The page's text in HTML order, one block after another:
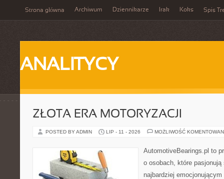
Strona główna Archiwum Dziennikarze Irak Koks Spis
ANALITYCY
ZŁOTA ERA MOTORYZACJI
POSTED BY ADMIN LIP - 11 - 2026 MOŻLIWOŚĆ
AutomotiveBearings.pl to
o osobach, które
najbardziej